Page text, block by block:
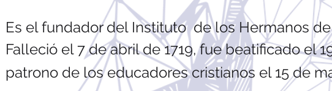
Es el fundador del Instituto de los Hermanos de
Falleció el 7 de abril de 1719, fue beatificado el
patrono de los educadores cristianos el 15 de